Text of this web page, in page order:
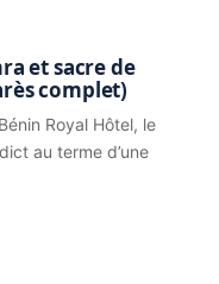
et sacre de
complet)
Royal Hôtel, le
au terme d’une